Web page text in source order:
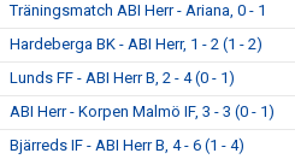
Träningsmatch ABI Herr - Ariana, 0 - 1
Hardeberga BK - ABI Herr, 1 - 2 (1 - 2)
Lunds FF - ABI Herr B, 2 - 4 (0 - 1)
ABI Herr - Korpen Malmö IF, 3 - 3 (0 - 1)
Bjärreds IF - ABI Herr B, 4 - 6 (1 - 4)